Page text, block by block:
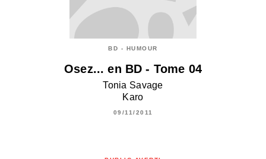
BD - HUMOUR
Osez... en BD - Tome 04
Tonia Savage
Karo
09/11/2011